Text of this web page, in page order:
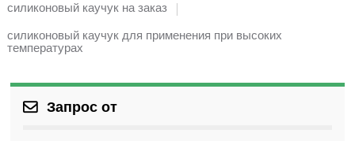
силиконовый каучук на заказ
силиконовый каучук для применения при высоких
температурах
Запрос от